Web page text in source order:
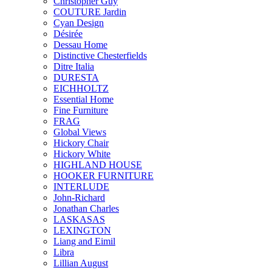
COUTURE Jardin
Cyan Design
Désirée
Dessau Home
Distinctive Chesterfields
Ditre Italia
DURESTA
EICHHOLTZ
Essential Home
Fine Furniture
FRAG
Global Views
Hickory Chair
Hickory White
HIGHLAND HOUSE
HOOKER FURNITURE
INTERLUDE
John-Richard
Jonathan Charles
LASKASAS
LEXINGTON
Liang and Eimil
Libra
Lillian August